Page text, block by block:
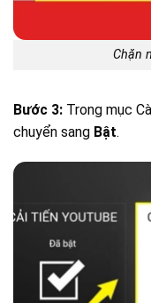
Chặn
Bước 3: Trong mục
chuyển sang Bật.